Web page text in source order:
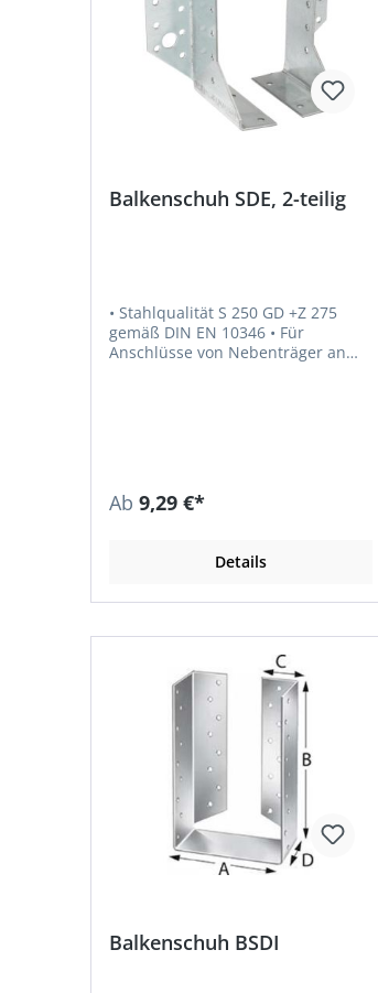
Balkenschuh SDE, 2-teilig
• Stahlqualität S 250 GD +Z 275
gemäß DIN EN 10346 • Für
Anschlüsse von Nebenträger an
Balkenschuhhöhe betragen • CNA-
Kammnägel Ø 4mm • CSA-
06/0270; ETA-06/0106
Ab 9,29 €*
Details
Balkenschuh BSDI